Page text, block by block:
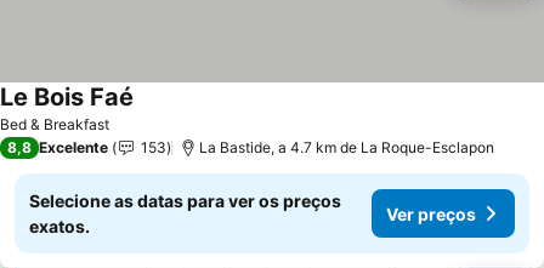
Bed & Breakfast
Le Bois Faé
8,8 Excelente 153 La Bastide, a 4.7 km de La Roque-Esclapon
Selecione as datas para ver os preços
exatos.
Ver preços